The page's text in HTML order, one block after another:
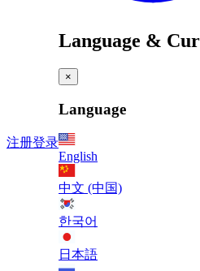
注册登录
Language &
×
Language
English
中文 (中国)
한국어
日本語